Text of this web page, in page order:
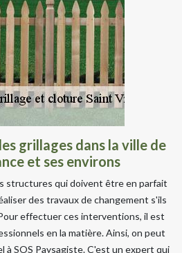
grillages dans la ville de
et ses environs
structures qui doivent être en parfait
des travaux de changement s'ils
effectuer ces interventions, il est
en la matière. Ainsi, on peut
à SOS Paysagiste. C'est un expert qui